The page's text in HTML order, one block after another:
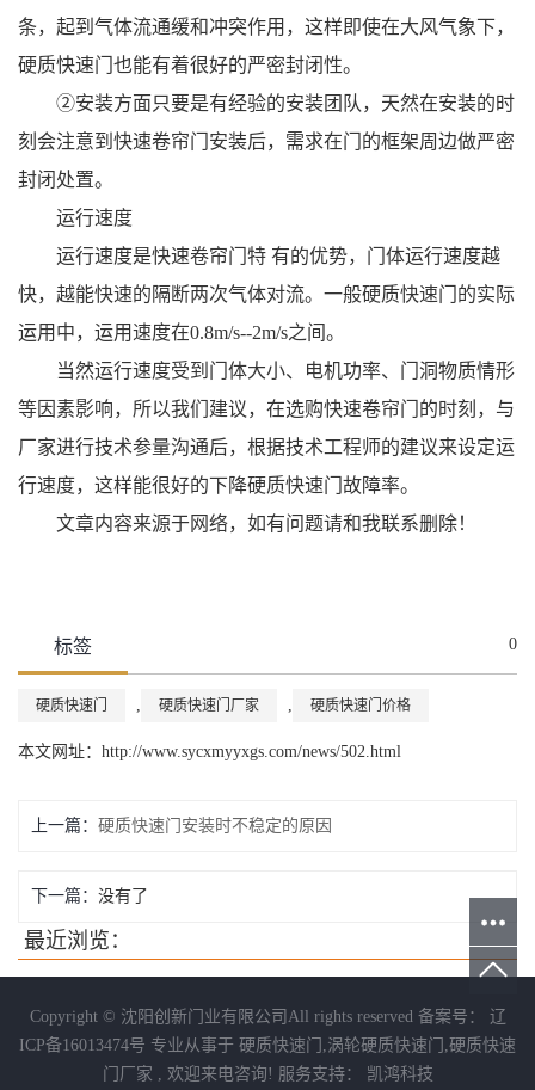
条，起到气体流通缓和冲突作用，这样即使在大风气象下，
硬质快速门也能有着很好的严密封闭性。
②安装方面只要是有经验的安装团队，天然在安装的时
刻会注意到快速卷帘门安装后，需求在门的框架周边做严密
封闭处置。
运行速度
运行速度是快速卷帘门特 有的优势，门体运行速度越
快，越能快速的隔断两次气体对流。一般硬质快速门的实际
运用中，运用速度在0.8m/s--2m/s之间。
当然运行速度受到门体大小、电机功率、门洞物质情形
等因素影响，所以我们建议，在选购快速卷帘门的时刻，与
厂家进行技术参量沟通后，根据技术工程师的建议来设定运
行速度，这样能很好的下降硬质快速门故障率。
文章内容来源于网络，如有问题请和我联系删除！
标签 0
硬质快速门 硬质快速门厂家 硬质快速门价格
本文网址：http://www.sycxmyyxgs.com/news/502.html
上一篇： 硬质快速门安装时不稳定的原因
下一篇： 没有了
最近浏览：
Copyright © 沈阳创新门业有限公司All rights reserved 备案号： 辽
ICP备16013474号 专业从事于 硬质快速门 涡轮硬质快速门
硬质快速
门厂家 , 欢迎来电咨询! 服务支持： 凯鸿科技